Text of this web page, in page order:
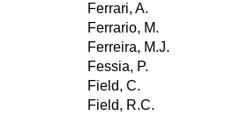
Ferrari, A.
Ferrario, M.
Ferreira, M.J.
Fessia, P.
Field, C.
Field, R.C.